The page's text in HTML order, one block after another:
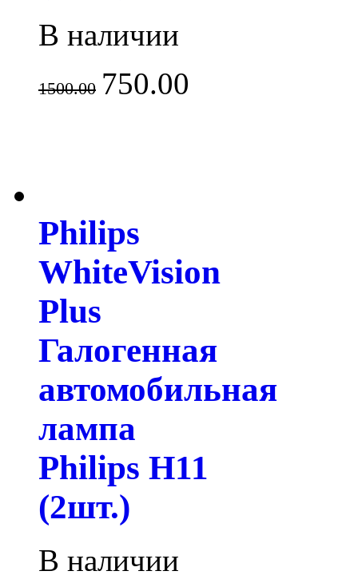
В наличии
1500.00 750.00
Philips
WhiteVision
Plus
Галогенная
автомобильная
лампа
Philips H11
(2шт.)
В наличии